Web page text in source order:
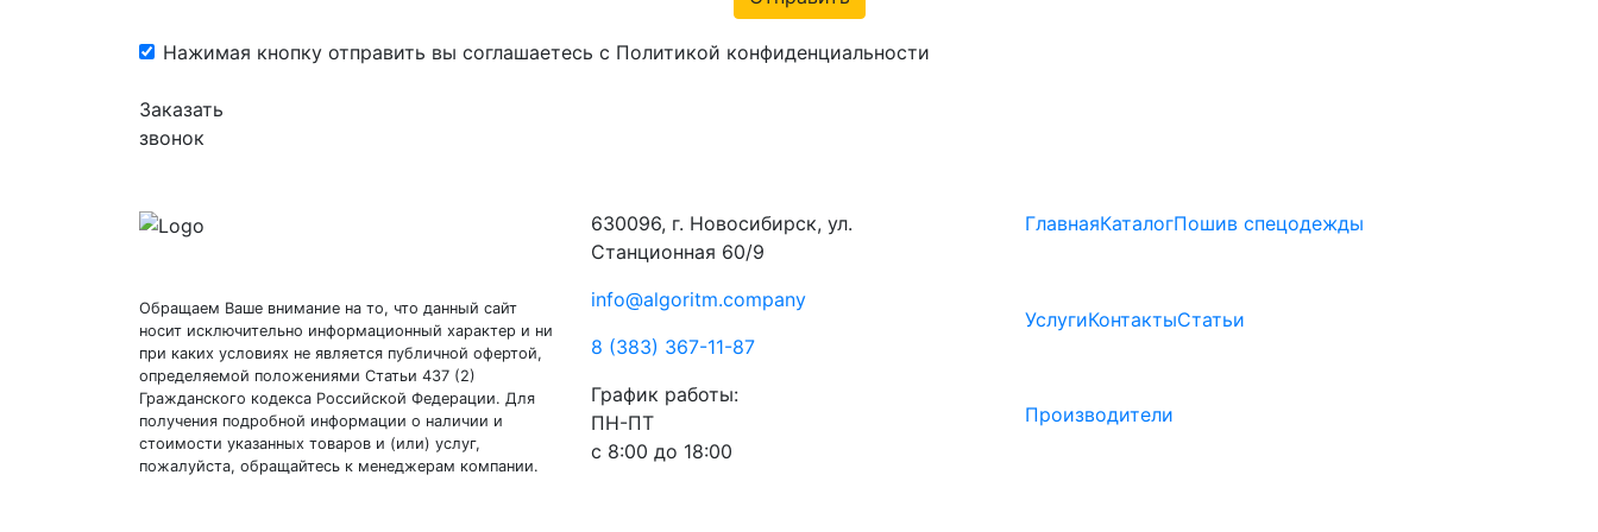
Нажимая кнопку отправить вы соглашаетесь с Политикой конфиденциальности
Заказать
звонок
Обращаем Ваше внимание на то, что данный сайт
носит исключительно информационный характер и ни
при каких условиях не является публичной офертой,
определяемой положениями Статьи 437 (2)
Гражданского кодекса Российской Федерации. Для
получения подробной информации о наличии и
стоимости указанных товаров и (или) услуг,
пожалуйста, обращайтесь к менеджерам компании.
630096, г. Новосибирск, ул.
Станционная 60/9
info@algoritm.company
8 (383) 367-11-87
График работы:
ПН-ПТ
с 8:00 до 18:00
ГлавнаяКаталогПошив спецодежды
УслугиКонтактыСтатьи
Производители